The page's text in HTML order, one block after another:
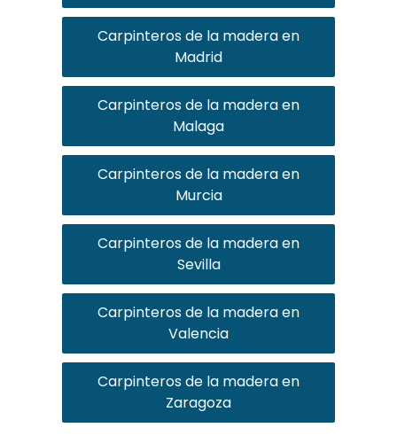
Carpinteros de la madera en
Madrid
Carpinteros de la madera en
Malaga
Carpinteros de la madera en
Murcia
Carpinteros de la madera en
Sevilla
Carpinteros de la madera en
Valencia
Carpinteros de la madera en
Zaragoza